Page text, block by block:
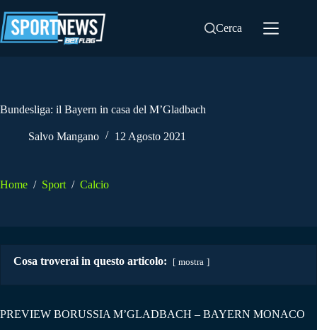
al
contenuto
Cerca
Bundesliga: il Bayern in casa del M’Gladbach
Salvo Mangano 12 Agosto 2021
Home / Sport / Calcio
Cosa troverai in questo articolo: mostra
PREVIEW BORUSSIA M’GLADBACH – BAYERN MONACO